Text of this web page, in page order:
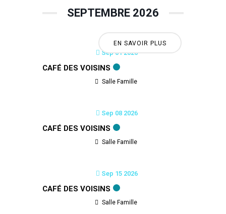
SEPTEMBRE 2026
Sep 01 2026
CAFÉ DES VOISINS
Salle Famille
Sep 08 2026
CAFÉ DES VOISINS
Salle Famille
Sep 15 2026
CAFÉ DES VOISINS
Salle Famille
EN SAVOIR PLUS